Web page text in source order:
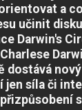
a
učinit
Darwin's
dostává
jen síla či